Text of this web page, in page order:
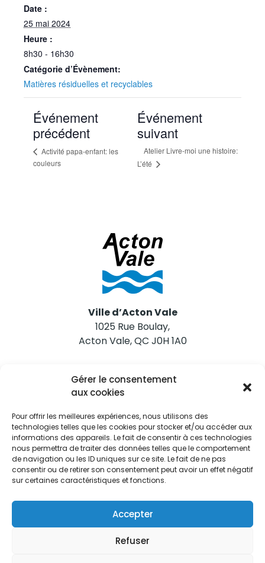
Gérer le consentement
aux cookies
Pour offrir les meilleures expériences, nous utilisons des
technologies telles que les cookies pour stocker et/ou accéder aux
informations des appareils. Le fait de consentir à ces technologies
nous permettra de traiter des données telles que le comportement
de navigation ou les ID uniques sur ce site. Le fait de ne pas
consentir ou de retirer son consentement peut avoir un effet négatif
sur certaines caractéristiques et fonctions.
Accepter
Refuser
Date :
25 mai 2024
Heure :
8h30 - 16h30
Catégorie d’Évènement:
Matières résiduelles et recyclables
Événement
précédent
Activité papa-enfant: les
couleurs
Événement
suivant
Atelier Livre-moi une histoire:
L’été
Ville d’Acton Vale
1025 Rue Boulay,
Acton Vale, QC J0H 1A0
Nous joindre
Tél. 450 546-2703
Restez informés
Abonnez-vous aux alertes municipales
Je m'abonne